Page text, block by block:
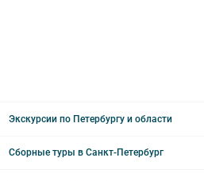
Экскурсии по Петербургу и области
Сборные туры в Санкт-Петербург